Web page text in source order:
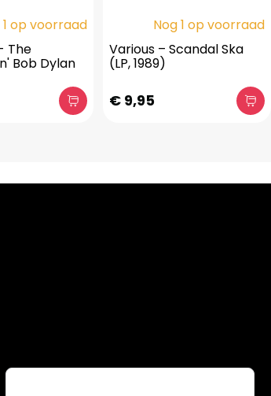
1 op voorraad
The
Bob Dylan
Nog 1 op voorraad
Various – Scandal Ska
(LP, 1989)
€ 9,95